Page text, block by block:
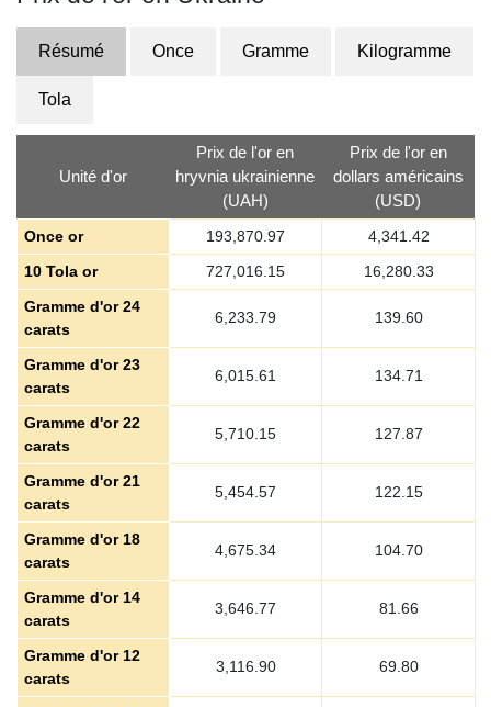
Résumé Once Gramme Kilogramme
Tola
Unité d'or
Prix de l'or en
hryvnia ukrainienne
(UAH)
Prix de l'or en
dollars américains
(USD)
Once or 193,870.97
4,341.42
10 Tola or
727,016.15
16,280.33
Gramme d'or 24
carats
6,233.79 139.60
Gramme d'or 23
carats
6,015.61 134.71
Gramme d'or 22
carats
5,710.15 127.87
Gramme d'or 21
carats
5,454.57 122.15
Gramme d'or 18
carats
4,675.34 104.70
Gramme d'or 14
carats
3,646.77 81.66
Gramme d'or 12
carats
3,116.90 69.80